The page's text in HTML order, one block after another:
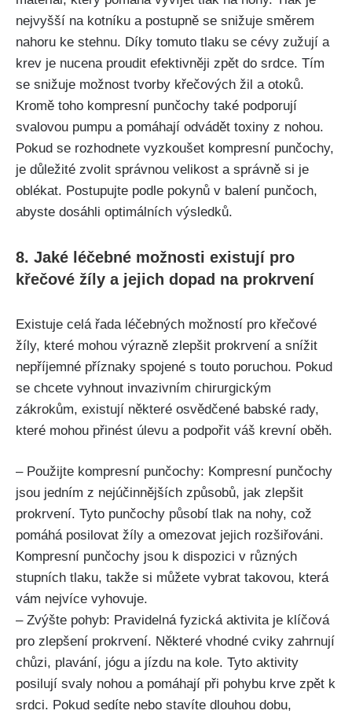
nejvyšší na kotníku ⁢a⁤ postupně se snižuje směrem
nahoru ke stehnu. Díky tomuto tlaku ​se cévy zužují a
krev je​ nucena proudit efektivněji zpět do srdce. Tím
se snižuje možnost tvorby ⁢křečových žil a otoků.
⁢Kromě toho kompresní punčochy také podporují
svalovou pumpu a pomáhají odvádět ⁢toxiny z nohou.
Pokud⁢ se ‍rozhodnete vyzkoušet kompresní punčochy,
⁣je důležité zvolit správnou velikost ⁤a správně si je
oblékat. ‌Postupujte podle pokynů v ⁣balení punčoch,
abyste dosáhli optimálních výsledků.
8. Jaké léčebné ​možnosti ⁢existují pro
křečové žíly a jejich dopad na prokrvení
Existuje celá řada léčebných možností pro křečové
žíly, které mohou výrazně zlepšit prokrvení ⁢a snížit
nepříjemné​ příznaky spojené s touto poruchou. Pokud⁤
se chcete vyhnout invazivním ‍chirurgickým
zákrokům, ‍existují některé osvědčené‍ babské rady,
které mohou přinést úlevu a podpořit váš krevní oběh.
– Použijte⁢ kompresní punčochy: Kompresní punčochy
jsou jedním z nejúčinnějších způsobů, jak zlepšit
prokrvení. Tyto punčochy působí tlak na nohy, což ​
pomáhá posilovat žíly a omezovat jejich rozšiřováni.
⁤Kompresní punčochy‌ jsou k ​dispozici v různých
stupních​ tlaku, takže si můžete ​vybrat takovou, která
vám nejvíce vyhovuje.
– Zvýšte pohyb: Pravidelná fyzická aktivita⁣ je⁤ klíčová
⁤pro ​zlepšení prokrvení. Některé vhodné⁤ cviky zahrnují‍
chůzi,‍ plavání, jógu a jízdu na kole. Tyto aktivity
posilují svaly nohou ⁢a pomáhají při pohybu krve zpět k
srdci.‍ Pokud ⁣sedíte nebo stavíte dlouhou dobu,